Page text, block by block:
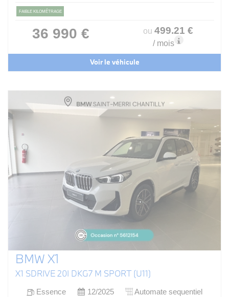
FAIBLE KILOMÉTRAGE
36 990 € ou 499.21 €
/ mois
Voir le véhicule
BMW X1
X1 SDRIVE 20I DKG7 M SPORT (U11)
Essence 12/2025
Automate sequentiel